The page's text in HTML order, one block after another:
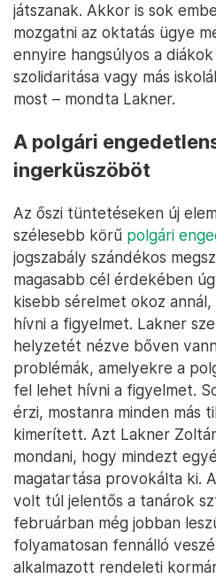
játszanak. Akkor is sok
mozgatni az oktatás ügye
ennyire hangsúlyos a
szolidaritása vagy más
most – mondta Lakner.
A polgári
ingerküszöböt
Az őszi tüntetéseken új
szélesebb körű polgári
jogszabály szándékos
magasabb cél érdekében
kisebb sérelmet okoz
hívni a figyelmet. Lakner
helyzetét nézve bőven
problémák, amelyekre a
fel lehet hívni a figyelmet.
érzi, mostanra minden más
kimerített. Azt Lakner
mondani, hogy mindezt
magatartása provokálta ki.
volt túl jelentős a tanárok
februárban még jobban
folyamatosan fennálló
alkalmazott rendeleti